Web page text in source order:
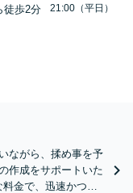
徒歩2分
21:00（平日）
ながら、揉め事を予
作成をサポートいた
金で、迅速かつス